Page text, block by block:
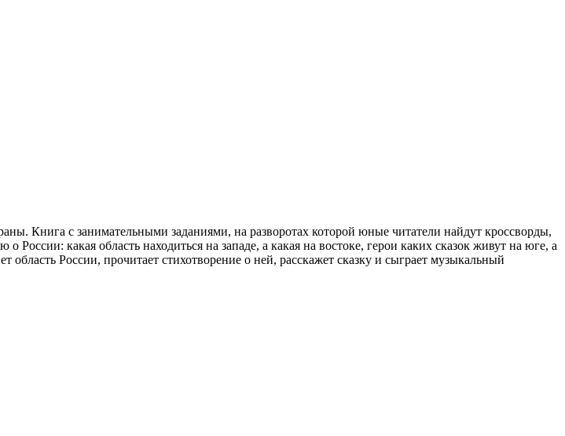
Книга с занимательными заданиями, на разворотах которой юные читатели найдут кроссворды,
какая область находиться на западе, а какая на востоке, герои каких сказок живут на юге, а
России, прочитает стихотворение о ней, расскажет сказку и сыграет музыкальный